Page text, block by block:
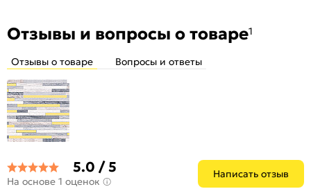
Отзывы и вопросы о товаре1
Отзывы о товаре Вопросы и ответы
5.0 / 5
На основе 1 оценок
Написать отзыв